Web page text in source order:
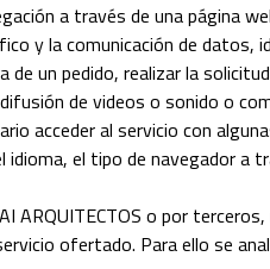
a través de una página
y la comunicación de
un pedido, realizar la
de videos o sonido o
acceder al servicio con
el tipo de navegador a
ARQUITECTOS o por
ofertado. Para ello se